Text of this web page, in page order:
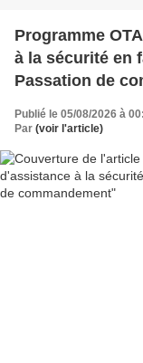
Programme
à la sécurité en
Passation de
Publié le 05/08/2026 à
Par (voir l'article)